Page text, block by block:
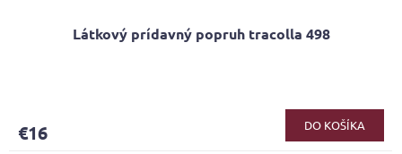
Látkový prídavný popruh tracolla 498
€16 DO KOŠÍKA